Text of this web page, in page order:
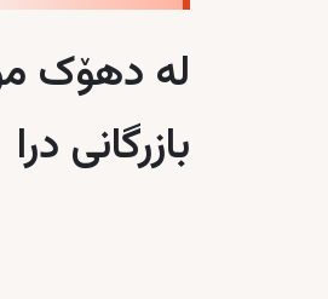
لە دهۆک
بازرگانی درا